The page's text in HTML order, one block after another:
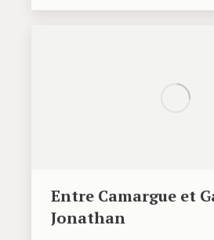
Entre Camargue et
Jonathan